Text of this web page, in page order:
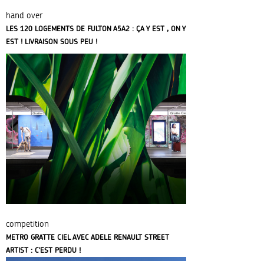
hand over
LES 120 LOGEMENTS DE FULTON A5A2 : ÇA Y EST , ON Y
EST ! LIVRAISON SOUS PEU !
competition
METRO GRATTE CIEL AVEC ADELE RENAULT STREET
ARTIST : C'EST PERDU !